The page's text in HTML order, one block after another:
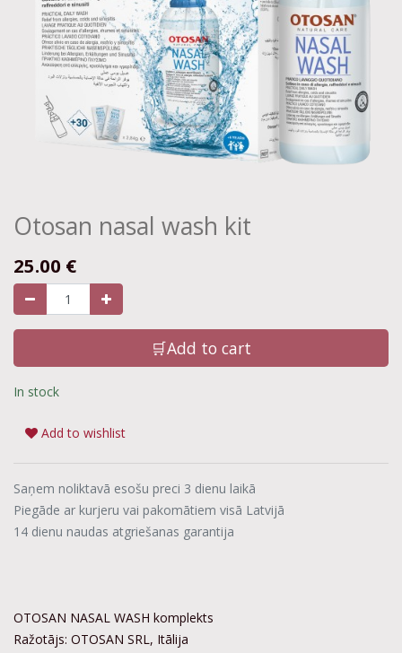
Otosan nasal wash kit
25.00 €
🛒Add to cart
In stock
Add to wishlist
Saņem noliktavā esošu preci 3 dienu laikā
Piegāde ar kurjeru vai pakomātiem visā Latvijā
14 dienu naudas atgriešanas garantija
OTOSAN NASAL WASH komplekts
Ražotājs: OTOSAN SRL, Itālija